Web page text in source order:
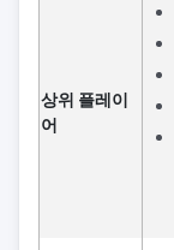
상위 플레이
어